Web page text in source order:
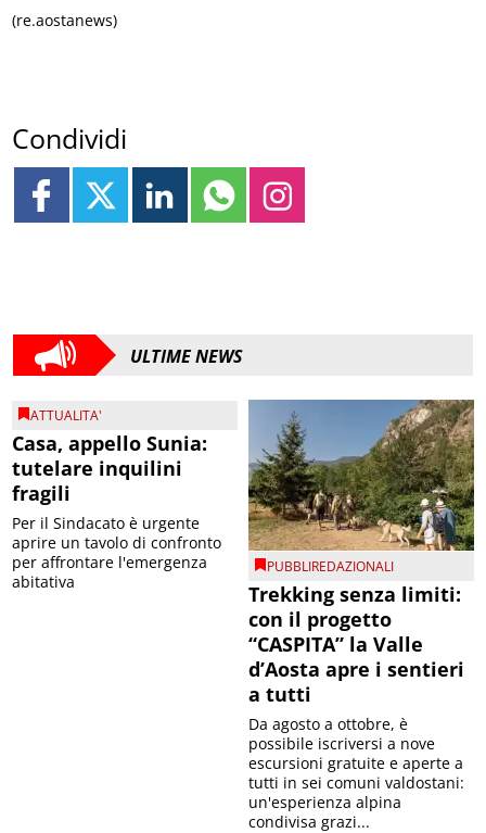
(re.aostanews)
Condividi
ULTIME NEWS
ATTUALITA'
Casa, appello Sunia:
tutelare inquilini
fragili
Per il Sindacato è urgente
aprire un tavolo di confronto
per affrontare l'emergenza
abitativa
PUBBLIREDAZIONALI
Trekking senza limiti:
con il progetto
“CASPITA” la Valle
d’Aosta apre i sentieri
a tutti
Da agosto a ottobre, è
possibile iscriversi a nove
escursioni gratuite e aperte a
tutti in sei comuni valdostani:
un'esperienza alpina
condivisa grazi...